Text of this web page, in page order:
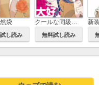
袋
し読み
クールな同級生の10年後
無料試し読み